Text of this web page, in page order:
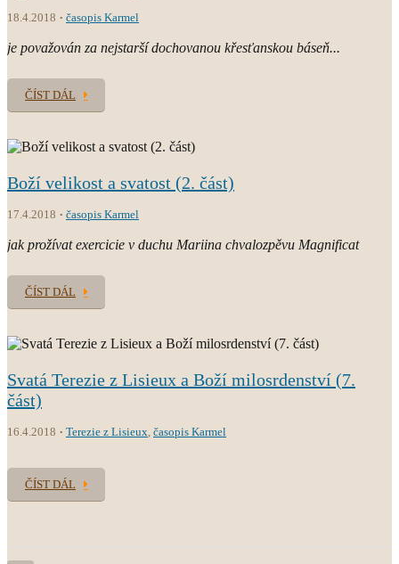
18.4.2018 časopis Karmel
je považován za nejstarší dochovanou křesťanskou báseň...
ČÍST DÁL
Boží velikost a svatost (2. část)
17.4.2018 časopis Karmel
jak prožívat exercicie v duchu Mariina chvalozpěvu Magnificat
ČÍST DÁL
Svatá Terezie z Lisieux a Boží milosrdenství (7.
část)
16.4.2018 Terezie z Lisieux časopis Karmel
ČÍST DÁL